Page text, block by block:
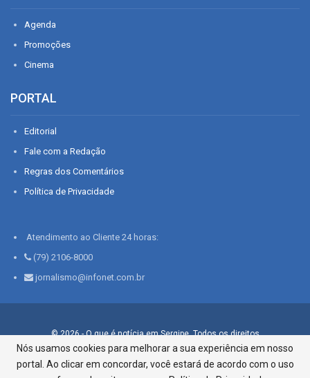
Agenda
Promoções
Cinema
PORTAL
Editorial
Fale com a Redação
Regras dos Comentários
Política de Privacidade
Atendimento ao Cliente 24 horas:
(79) 2106-8000
jornalismo@infonet.com.br
© 2026 - O que é notícia em Sergipe. Todos os direitos
reservados.
Infonet - Rua Monsenhor Silveira 276, Bairro São José |
Nós usamos cookies para melhorar a sua experiência em nosso
portal. Ao clicar em concordar, você estará de acordo com o uso